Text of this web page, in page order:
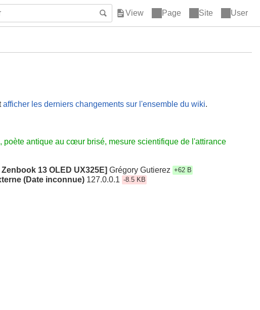
Page Site User
afficher les derniers changements sur l'ensemble du wiki.
antique au cœur brisé, mesure scientifique de l'attirance
13 OLED UX325E] Grégory Gutierez +62 B
(Date inconnue) 127.0.0.1 -8.5 KB